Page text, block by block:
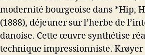
modernité bourgeoise dans *Hip,
(1888), déjeuner sur l’herbe de
danoise. Cette œuvre synthétise
technique impressionniste.